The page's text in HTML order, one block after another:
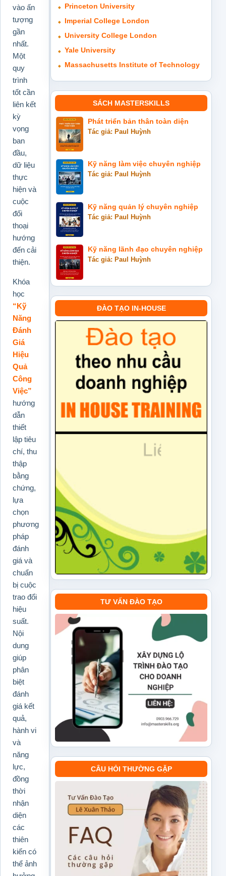
vào ấn
tượng
gần
nhất.
Một
quy
trình
tốt cần
liên kết
kỳ
vọng
ban
đầu,
dữ liệu
thực
hiện và
cuộc
đối
thoại
hướng
đến cải
thiện.
Khóa
học
“Kỹ
Năng
Đánh
Giá
Hiệu
Quả
Công
Việc”
hướng
dẫn
thiết
lập tiêu
chí, thu
thập
bằng
chứng,
lựa
chọn
phương
pháp
đánh
giá và
chuẩn
bị cuộc
trao đổi
hiệu
suất.
Nội
dung
giúp
phân
biệt
đánh
giá kết
quả,
hành vi
và
năng
lực,
đồng
thời
nhận
diện
các
thiên
kiến có
thể ảnh
Princeton University
Imperial College London
University College London
Yale University
Massachusetts Institute of Technology
SÁCH MASTERSKILLS
Phát triển bản thân toàn diện
Tác giả: Paul Huỳnh
Kỹ năng làm việc chuyên nghiệp
Tác giả: Paul Huỳnh
Kỹ năng quản lý chuyên nghiệp
Tác giả: Paul Huỳnh
Kỹ năng lãnh đạo chuyên nghiệp
Tác giả: Paul Huỳnh
ĐÀO TẠO IN-HOUSE
TƯ VẤN ĐÀO TẠO
CÂU HỎI THƯỜNG GẶP